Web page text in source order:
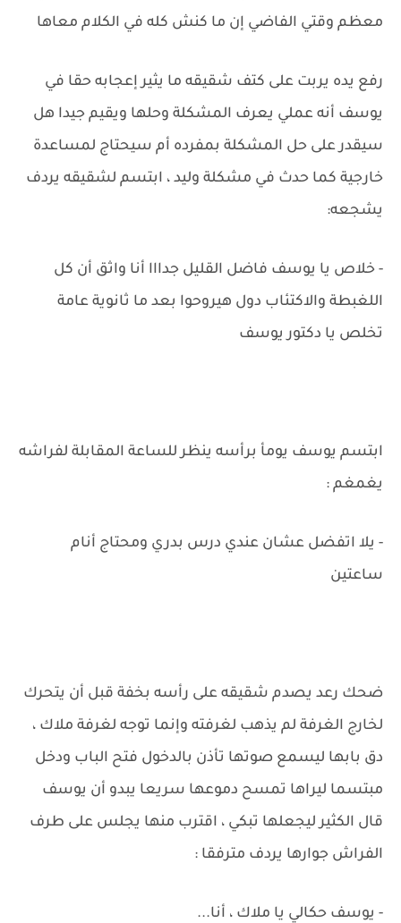
معظم وقتي الفاضي إن ما كنش كله في الكلام معاها
رفع يده يربت على كتف شقيقه ما يثير إعجابه حقا في
يوسف أنه عملي يعرف المشكلة وحلها ويقيم جيدا هل
سيقدر على حل المشكلة بمفرده أم سيحتاج لمساعدة
خارجية كما حدث في مشكلة وليد ، ابتسم لشقيقه يردف
يشجعه:
- خلاص يا يوسف فاضل القليل جدااا أنا واثق أن كل
اللغبطة والاكتئاب دول هيروحوا بعد ما ثانوية عامة
تخلص يا دكتور يوسف
ابتسم يوسف يومأ برأسه ينظر للساعة المقابلة لفراشه
يغمغم :
- يلا اتفضل عشان عندي درس بدري ومحتاج أنام
ساعتين
ضحك رعد يصدم شقيقه على رأسه بخفة قبل أن يتحرك
لخارج الغرفة لم يذهب لغرفته وإنما توجه لغرفة ملاك ،
دق بابها ليسمع صوتها تأذن بالدخول فتح الباب ودخل
مبتسما ليراها تمسح دموعها سريعا يبدو أن يوسف
قال الكثير ليجعلها تبكي ، اقترب منها يجلس على طرف
الفراش جوارها يردف مترفقا :
- يوسف حكالي يا ملاك ، أنا...